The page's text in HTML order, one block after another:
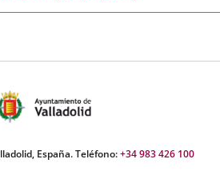
España. Teléfono:+34 983 426 100